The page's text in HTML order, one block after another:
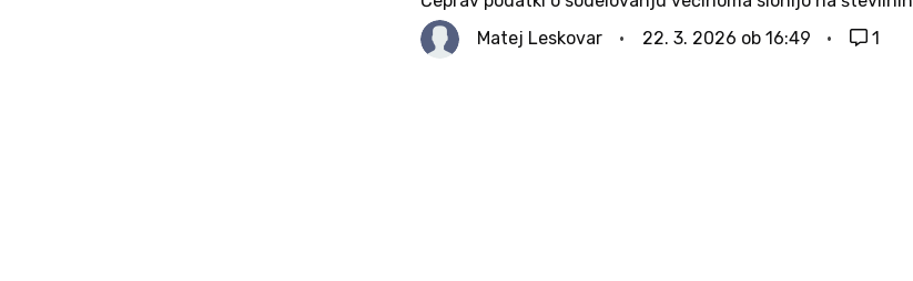
med seboj neodvisnih pričevanjih, ki vsebinsko sovpadajo,
se vedno znova pojavijo o tem tudi pomembni arhivski
Matej Leskovar 22. 3. 2026 ob 16:49 1